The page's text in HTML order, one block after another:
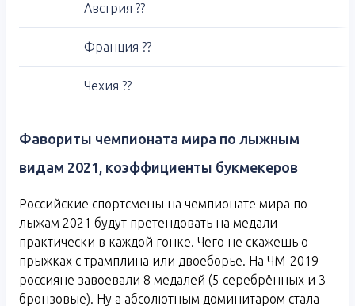
Австрия ??
Франция ??
Чехия ??
Фавориты чемпионата мира по лыжным
видам 2021, коэффициенты букмекеров
Российские спортсмены на чемпионате мира по
лыжам 2021 будут претендовать на медали
практически в каждой гонке. Чего не скажешь о
прыжках с трамплина или двоеборье. На ЧМ-2019
россияне завоевали 8 медалей (5 серебрённых и 3
бронзовые). Ну а абсолютным доминитаром стала